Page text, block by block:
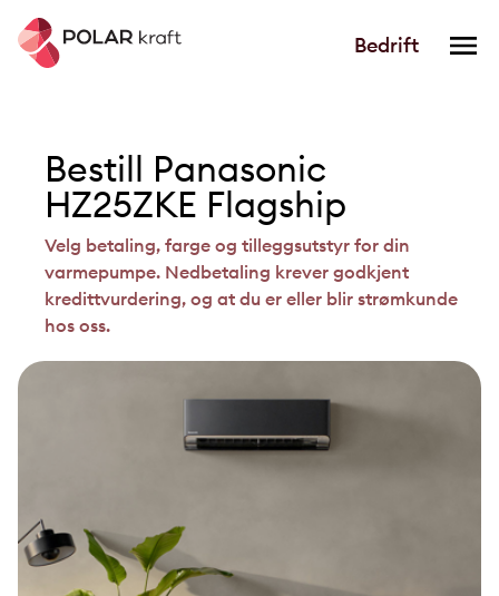
Bedrift
Bestill Panasonic
HZ25ZKE Flagship
Velg betaling, farge og tilleggsutstyr for din
varmepumpe. Nedbetaling krever godkjent
kredittvurdering, og at du er eller blir strømkunde
hos oss.